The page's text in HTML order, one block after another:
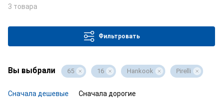
3 товара
Фильтровать
Вы выбрали 65 16 Hankook Pirelli
Сначала дешевые Сначала дорогие